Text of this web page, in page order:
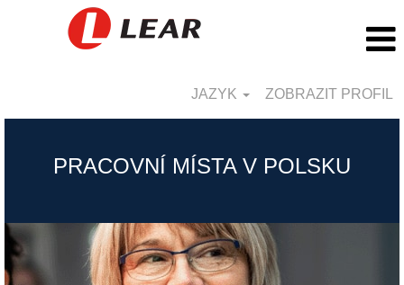
JAZYK ZOBRAZIT PROFIL
PRACOVNÍ MÍSTA V POLSKU